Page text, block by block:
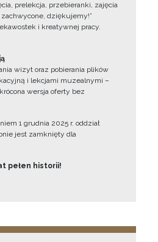
prelekcja, przebieranki, zajęcia
dziękujemy!”
i kreatywnej pracy.
wizyt oraz pobierania plików
i lekcjami muzealnymi –
wersja oferty bez
1 grudnia 2025 r. oddział
jest zamknięty dla
pełen historii!